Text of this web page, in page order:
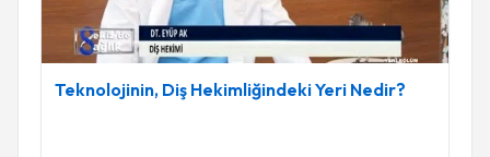
Teknolojinin, Diş Hekimliğindeki Yeri Nedir?